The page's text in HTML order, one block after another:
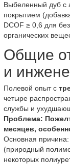
Выбеленный дуб
покрытием
DCOF ≥ 0,6 для
органических
Общие
и
Полевой опыт с
четыре
службы и
Проблема:
месяцев,
Основная
(природный
некоторых